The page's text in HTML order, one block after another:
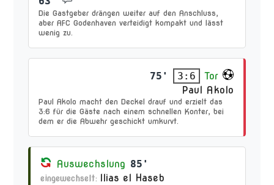
Die Gastgeber drängen weiter auf den Anschluss,
aber AFC Godenhaven verteidigt kompakt und lässt
wenig zu.
75' 3:6
Tor
Paul Akolo
Paul Akolo macht den Deckel drauf und erzielt das
3:6 für die Gäste nach einem schnellen Konter, bei
dem er die Abwehr geschickt umkurvt.
Auswechslung 85'
eingewechselt: Ilias el Haseb